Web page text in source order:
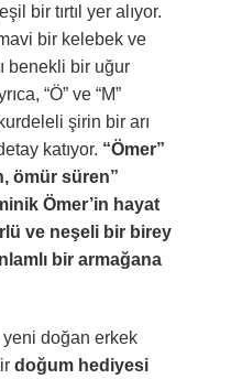
bir tırtıl yer alıyor.
bir kelebek ve
benekli bir uğur
“Ö” ve “M”
şirin bir arı
katıyor. “Ömer”
ömür süren”
Ömer’in hayat
ve neşeli bir birey
bir armağana
yeni doğan erkek
doğum hediyesi